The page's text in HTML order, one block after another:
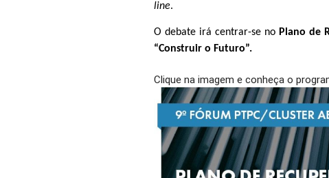
line.
O debate irá centrar-se no Plano de
“Construir o Futuro”.
Clique na imagem e conheça o